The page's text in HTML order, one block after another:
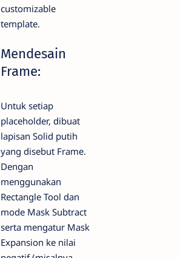
customizable
template.
Mendesain
Frame:
Untuk setiap
placeholder, dibuat
lapisan Solid putih
yang disebut Frame.
Dengan
menggunakan
Rectangle Tool dan
mode Mask Subtract
serta mengatur Mask
Expansion ke nilai